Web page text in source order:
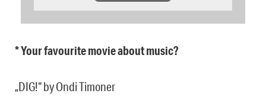
* Your favourite movie about music?
„DIG!“ by Ondi Timoner